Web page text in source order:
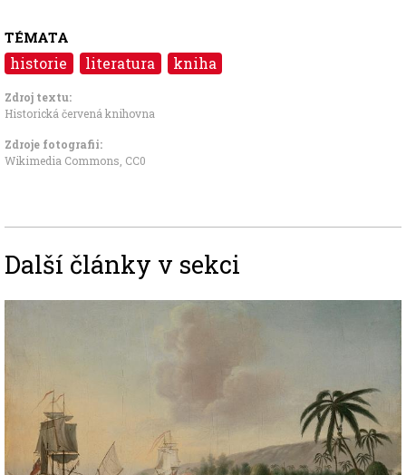
TÉMATA
historie literatura kniha
Zdroj textu:
Historická červená knihovna
Zdroje fotografii:
Wikimedia Commons CC0
Další články v sekci